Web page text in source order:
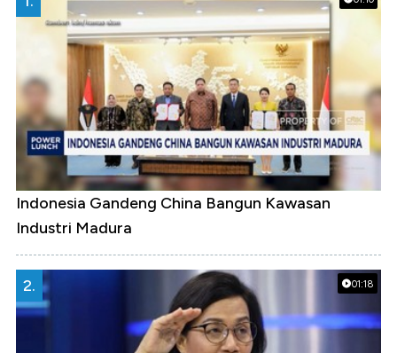
Indonesia Gandeng China Bangun Kawasan
Industri Madura
01:18
2.